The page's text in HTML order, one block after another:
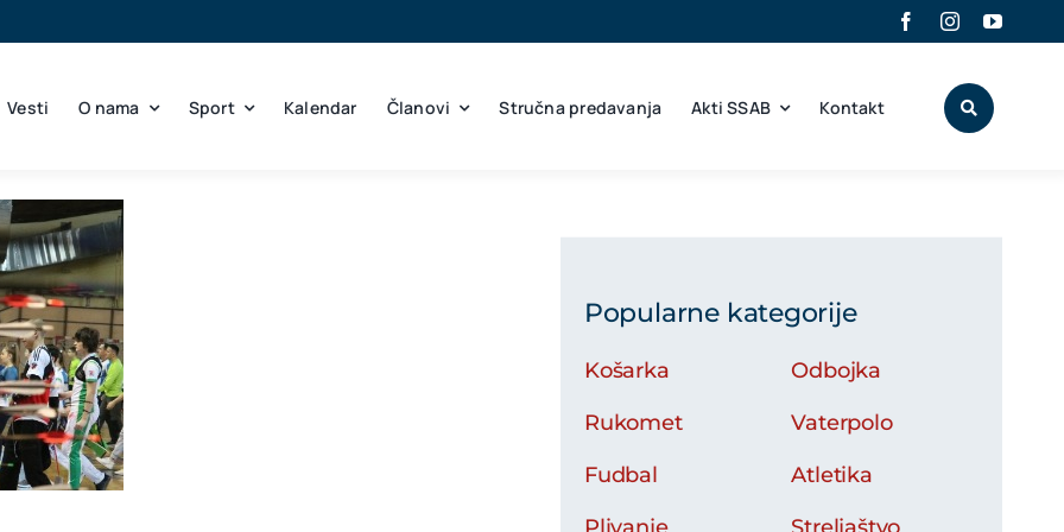
Vesti O nama Sport Kalendar Članovi Stručna predavanja Akti SSAB Kontakt
Popularne kategorije
Košarka
Rukomet
Fudbal
Odbojka
Vaterpolo
Atletika